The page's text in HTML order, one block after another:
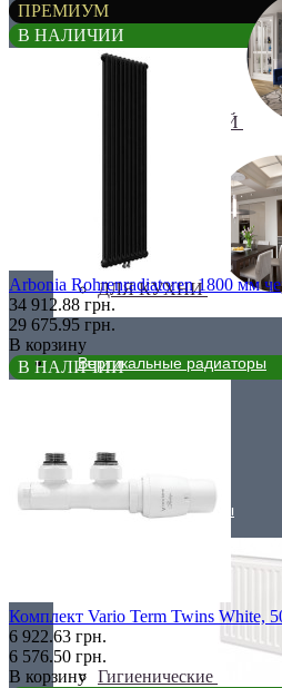
ДЛЯ ГОСТИНОЙ
ДЛЯ КУХНИ
Вертикальные радиаторы
Стальные радиаторы
Гигиенические
ПРЕМИУМ
В НАЛИЧИИ
Arbonia Rohrenradiatoren 1800 мм
34 912.88 грн.
29 675.95 грн.
В корзину
В НАЛИЧИИ
Комплект Vario Term Twins White,
6 922.63 грн.
6 576.50 грн.
В корзину